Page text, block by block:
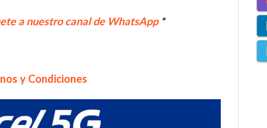
a nuestro canal de WhatsApp*
y Condiciones